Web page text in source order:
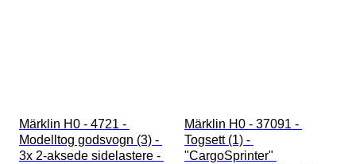
Märklin H0 - 4721 -
Modelltog godsvogn (3) -
3x 2-aksede sidelastere -
Märklin H0 - 37091 -
Togsett (1) -
"CargoSprinter"